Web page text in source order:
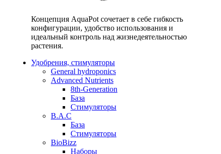
Концепция AquaPot сочетает в себе гибкость
конфигурации, удобство использования и
идеальный контроль над жизнедеятельностью
растения.
Удобрения, стимуляторы
General hydroponics
Advanced Nutrients
8th-Generation
База
Стимуляторы
B.A.C
База
Стимуляторы
BioBizz
Наборы